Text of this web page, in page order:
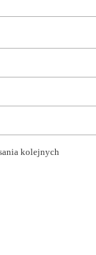
kolejnych